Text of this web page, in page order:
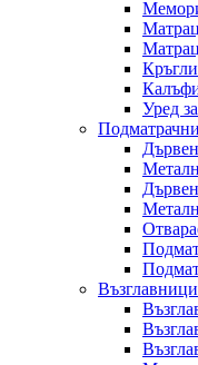
Уред
Възглавници